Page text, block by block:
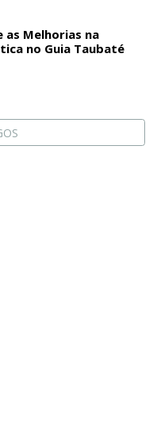
as Melhorias na
no Guia Taubaté